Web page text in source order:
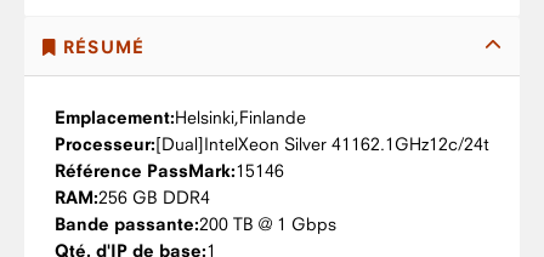
RÉSUMÉ
Emplacement:Helsinki,Finlande
Processeur:
IntelXeon Silver 41162.1GHz12c/24t
Référence PassMark:15146
RAM:256 GB DDR4
Bande passante:200 TB @ 1 Gbps
Qté. d'IP de base:1